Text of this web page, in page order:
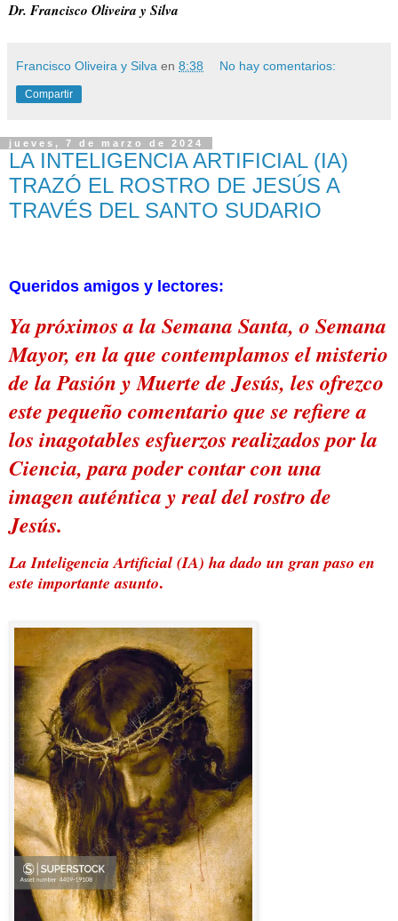
Dr. Francisco Oliveira y Silva
Francisco Oliveira y Silva en 8:38 No hay comentarios:
Compartir
jueves, 7 de marzo de 2024
LA INTELIGENCIA ARTIFICIAL (IA)
TRAZÓ EL ROSTRO DE JESÚS A
TRAVÉS DEL SANTO SUDARIO
Queridos amigos y lectores:
Ya próximos a la Semana Santa, o Semana
Mayor, en la que contemplamos el misterio
de la Pasión y Muerte de Jesús, les ofrezco
este pequeño comentario que se refiere a
los inagotables esfuerzos realizados por la
Ciencia, para poder contar con una
imagen auténtica y real del rostro de
Jesús.
La Inteligencia Artificial (IA) ha dado un gran paso en
este importante asunto.